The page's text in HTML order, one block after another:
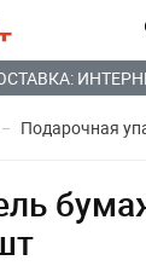
Подарочная